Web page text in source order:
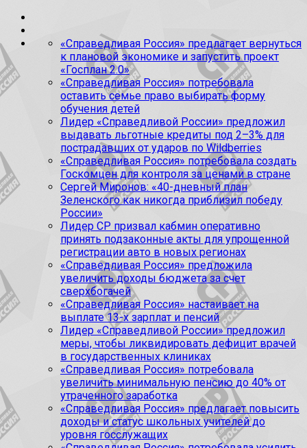
«Справедливая Россия» предлагает вернуться
к плановой экономике и запустить проект
«Госплан 2.0»
«Справедливая Россия» потребовала
оставить семье право выбирать форму
обучения детей
Лидер «Справедливой России» предложил
выдавать льготные кредиты под 2–3% для
пострадавших от ударов по Wildberries
«Справедливая Россия» потребовала создать
Госкомцен для контроля за ценами в стране
Сергей Миронов: «40-дневный план
Зеленского как никогда приблизил победу
России»
Лидер СР призвал кабмин оперативно
принять подзаконные акты для упрощенной
регистрации авто в новых регионах
«Справедливая Россия» предложила
увеличить доходы бюджета за счет
сверхбогачей
«Справедливая Россия» настаивает на
выплате 13-х зарплат и пенсий
Лидер «Справедливой России» предложил
меры, чтобы ликвидировать дефицит врачей
в государственных клиниках
«Справедливая Россия» потребовала
увеличить минимальную пенсию до 40% от
утраченного заработка
«Справедливая Россия» предлагает повысить
доходы и статус школьных учителей до
уровня госслужащих